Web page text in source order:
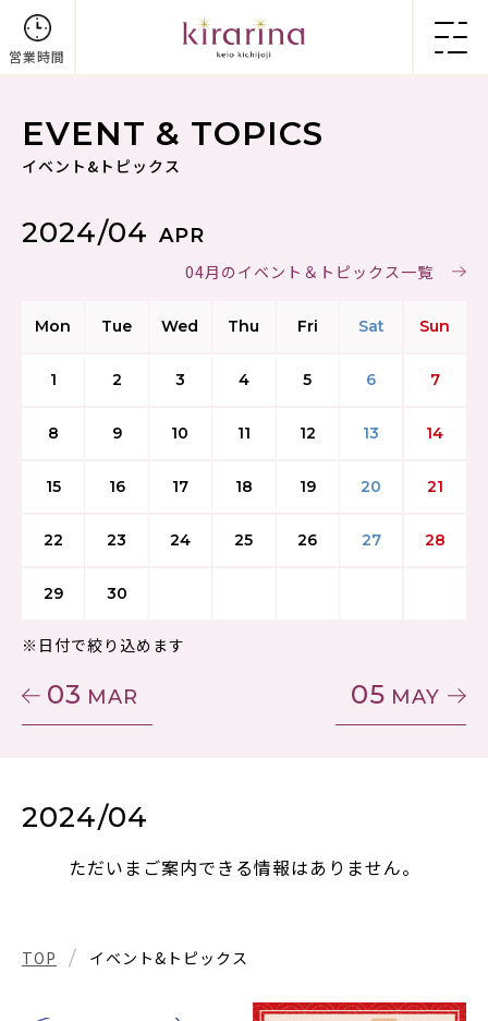
営業時間
EVENT & TOPICS
イベント&トピックス
03 MAR
2024/04 APR
04月のイベント＆トピックス一覧
Mon Tue Wed Thu Fri Sat Sun
1 2 3 4 5 6 7
8 9 10 11 12 13 14
15 16 17 18 19 20 21
22 23 24 25 26 27 28
29 30
※日付で絞り込めます
05 MAY
2024/04
ただいまご案内できる情報はありません。
TOP イベント&トピックス